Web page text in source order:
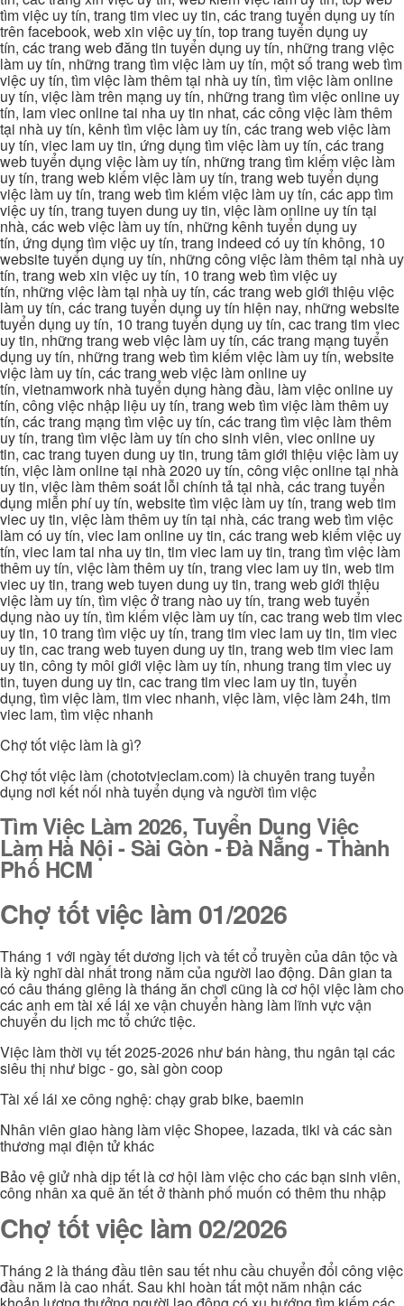
tìm việc uy tín, trang tim viec uy tin, các trang tuyển dụng uy tín
trên facebook, web xin việc uy tín, top trang tuyển dụng uy
tín, các trang web đăng tin tuyển dụng uy tín, những trang việc
làm uy tín, những trang tìm việc làm uy tín, một số trang web tìm
việc uy tín, tìm việc làm thêm tại nhà uy tín, tìm việc làm online
uy tín, việc làm trên mạng uy tín, những trang tìm việc online uy
tín, lam viec online tai nha uy tin nhat, các công việc làm thêm
tại nhà uy tín, kênh tìm việc làm uy tín, các trang web việc làm
uy tín, viec lam uy tin, ứng dụng tìm việc làm uy tín, các trang
web tuyển dụng việc làm uy tín, những trang tìm kiếm việc làm
uy tín, trang web kiếm việc làm uy tín, trang web tuyển dụng
việc làm uy tín, trang web tìm kiếm việc làm uy tín, các app tìm
việc uy tín, trang tuyen dung uy tin, việc làm online uy tín tại
nhà, các web việc làm uy tín, những kênh tuyển dụng uy
tín, ứng dụng tìm việc uy tín, trang indeed có uy tín không, 10
website tuyển dụng uy tín, những công việc làm thêm tại nhà uy
tín, trang web xin việc uy tín, 10 trang web tìm việc uy
tín, những việc làm tại nhà uy tín, các trang web giới thiệu việc
làm uy tín, các trang tuyển dụng uy tín hiện nay, những website
tuyển dụng uy tín, 10 trang tuyển dụng uy tín, cac trang tim viec
uy tin, những trang web việc làm uy tín, các trang mạng tuyển
dụng uy tín, những trang web tìm kiếm việc làm uy tín, website
việc làm uy tín, các trang web việc làm online uy
tín, vietnamwork nhà tuyển dụng hàng đầu, làm việc online uy
tín, công việc nhập liệu uy tín, trang web tìm việc làm thêm uy
tín, các trang mạng tìm việc uy tín, các trang tìm việc làm thêm
uy tín, trang tìm việc làm uy tín cho sinh viên, viec online uy
tin, cac trang tuyen dung uy tin, trung tâm giới thiệu việc làm uy
tín, việc làm online tại nhà 2020 uy tín, công việc online tại nhà
uy tin, việc làm thêm soát lỗi chính tả tại nhà, các trang tuyển
dụng miễn phí uy tín, website tìm việc làm uy tín, trang web tim
viec uy tin, việc làm thêm uy tín tại nhà, các trang web tìm việc
làm có uy tín, viec lam online uy tin, các trang web kiếm việc uy
tín, viec lam tai nha uy tin, tim viec lam uy tin, trang tìm việc làm
thêm uy tín, việc làm thêm uy tín, trang viec lam uy tin, web tim
viec uy tin, trang web tuyen dung uy tin, trang web giới thiệu
việc làm uy tín, tìm việc ở trang nào uy tín, trang web tuyển
dụng nào uy tín, tìm kiếm việc làm uy tín, cac trang web tim viec
uy tin, 10 trang tìm việc uy tín, trang tim viec lam uy tin, tim viec
uy tin, cac trang web tuyen dung uy tin, trang web tim viec lam
uy tin, công ty môi giới việc làm uy tín, nhung trang tim viec uy
tin, tuyen dung uy tin, cac trang tim viec lam uy tin, tuyển
dụng, tìm việc làm, tim viec nhanh, việc làm, việc làm 24h, tim
viec lam, tìm việc nhanh
Chợ tốt việc làm là gì?
Chợ tốt việc làm (chototvieclam.com) là chuyên trang tuyển
dụng nơi kết nối nhà tuyển dụng và người tìm việc
Tìm Việc Làm 2026, Tuyển Dụng Việc
Làm Hà Nội - Sài Gòn - Đà Nẵng - Thành
Phố HCM
Chợ tốt việc làm 01/2026
Tháng 1 với ngày tết dương lịch và tết cổ truyền của dân tộc và
là kỳ nghĩ dài nhất trong năm của người lao động. Dân gian ta
có câu tháng giêng là tháng ăn chơi cũng là cơ hội việc làm cho
các anh em tài xế lái xe vận chuyển hàng làm lĩnh vực vận
chuyển du lịch mc tổ chức tiệc.
Việc làm thời vụ tết 2025-2026 như bán hàng, thu ngân tại các
siêu thị như bigc - go, sài gòn coop
Tài xế lái xe công nghệ: chạy grab bike, baemin
Nhân viên giao hàng làm việc Shopee, lazada, tiki và các sàn
thương mại điện tử khác
Bảo vệ giử nhà dịp tết là cơ hội làm việc cho các bạn sinh viên,
công nhân xa quê ăn tết ở thành phố muốn có thêm thu nhập
Chợ tốt việc làm 02/2026
Tháng 2 là tháng đầu tiên sau tết nhu cầu chuyển đổi công việc
đầu năm là cao nhất. Sau khi hoàn tất một năm nhận các